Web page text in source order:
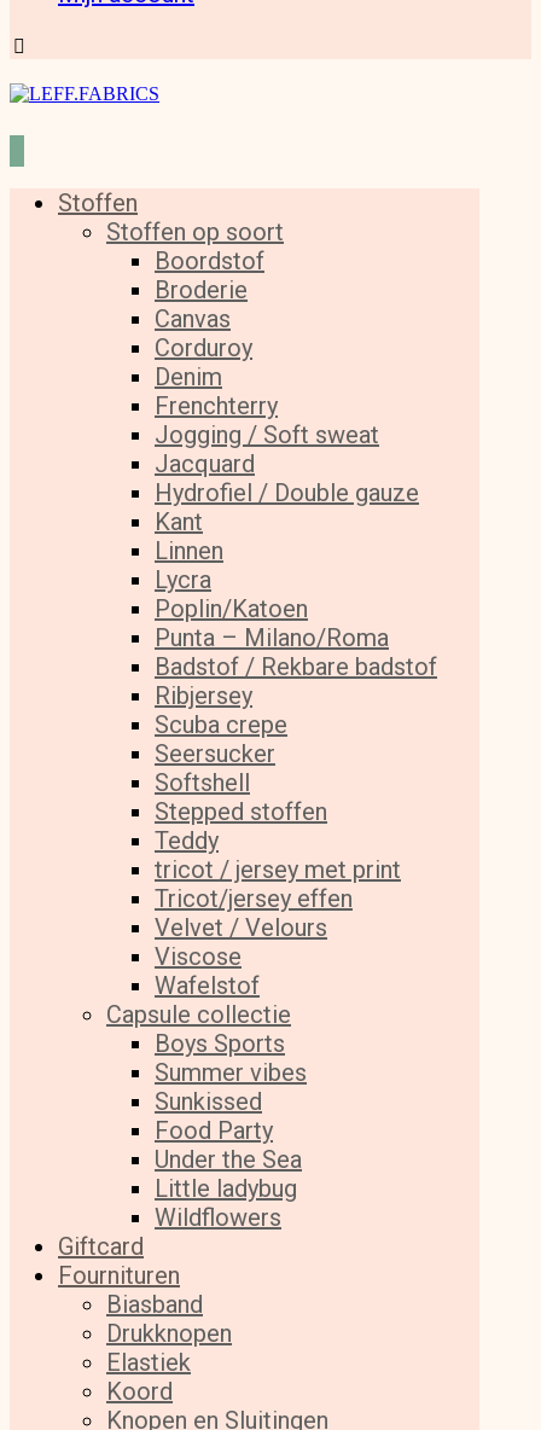
Stoffen
Stoffen op soort
Boordstof
Broderie
Canvas
Corduroy
Denim
Frenchterry
Jogging / Soft sweat
Jacquard
Hydrofiel / Double gauze
Kant
Linnen
Lycra
Poplin/Katoen
Punta – Milano/Roma
Badstof / Rekbare badstof
Ribjersey
Scuba crepe
Seersucker
Softshell
Stepped stoffen
Teddy
tricot / jersey met print
Tricot/jersey effen
Velvet / Velours
Viscose
Wafelstof
Capsule collectie
Boys Sports
Summer vibes
Sunkissed
Food Party
Under the Sea
Little ladybug
Wildflowers
Giftcard
Fournituren
Biasband
Drukknopen
Elastiek
Koord
Knopen en Sluitingen